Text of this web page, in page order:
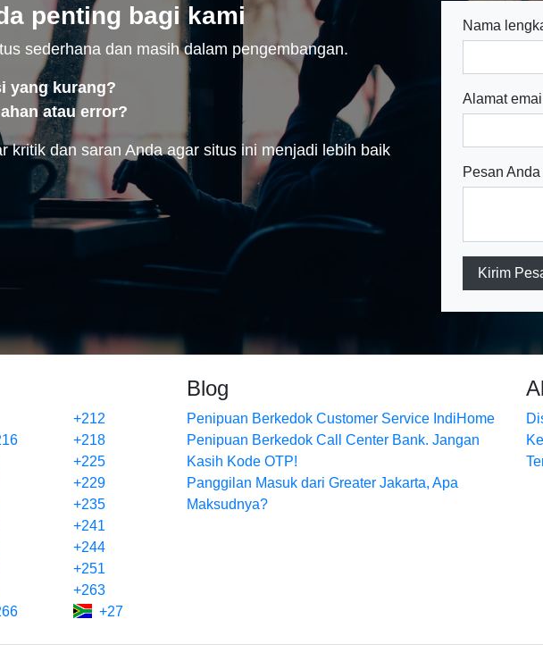
penting bagi kami
sederhana dan masih dalam pengembangan.
yang kurang?
atau error?
kritik dan saran Anda agar situs ini menjadi lebih baik
Nama
Alamat
Pesan Anda
Kirim
+212
+218
+225
+229
+235
+241
+244
+251
+263
+27
Blog
Penipuan Berkedok Customer Service IndiHome
Penipuan Berkedok Call Center Bank. Jangan
Kasih Kode OTP!
Panggilan Masuk dari Greater Jakarta, Apa
Maksudnya?